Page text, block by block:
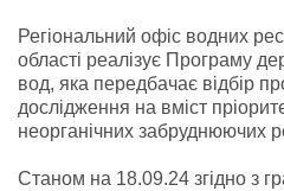
Регіональний офіс водних
області реалізує Програму
вод, яка передбачає відбір
дослідження на вміст
неорганічних забруднюючих
Станом на 18.09.24 згідно з